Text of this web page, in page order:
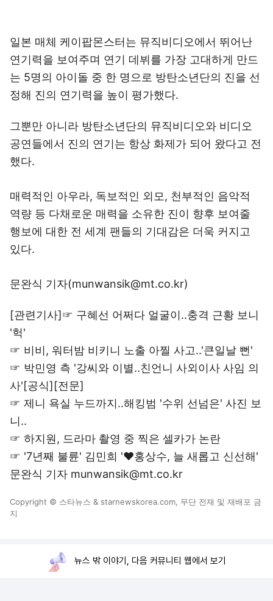
일본 매체 케이팝몬스터는 뮤직비디오에서 뛰어난
연기력을 보여주며 연기 데뷔를 가장 고대하게 만드
는 5명의 아이돌 중 한 명으로 방탄소년단의 진을 선
정해 진의 연기력을 높이 평가했다.
그뿐만 아니라 방탄소년단의 뮤직비디오와 비디오
공연들에서 진의 연기는 항상 화제가 되어 왔다고 전
했다.
매력적인 아우라, 독보적인 외모, 천부적인 음악적
역량 등 다채로운 매력을 소유한 진이 향후 보여줄
행보에 대한 전 세계 팬들의 기대감은 더욱 커지고
있다.
문완식 기자(munwansik@mt.co.kr)
[관련기사]☞ 구혜선 어쩌다 얼굴이..충격 근황 보니
'헉'
☞ 비비, 워터밤 비키니 노출 아찔 사고..'큰일날 뻔'
☞ 박민영 측 '강씨와 이별..친언니 사외이사 사임 의
사'[공식][전문]
☞ 제니 욕실 누드까지..해킹범 '수위 선넘은' 사진 보
니..
☞ 하지원, 드라마 촬영 중 찍은 셀카가 논란
☞ '7년째 불륜' 김민희 '♥홍상수, 늘 새롭고 신선해'
문완식 기자 munwansik@mt.co.kr
Copyright © 스타뉴스 & starnewskorea.com, 무단 전재 및 재배포 금
지
뉴스 밖 이야기, 다음 커뮤니티 웹에서 보기